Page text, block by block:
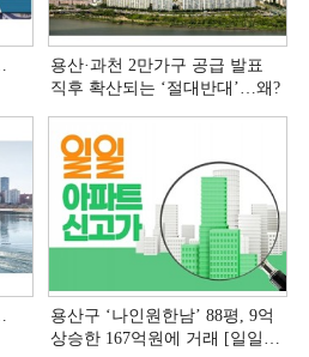
용산·과천 2만가구 공급 발표
직후 확산되는 ‘절대반대’…왜?
용산구 ‘나인원한남’ 88평, 9억
상승한 167억원에 거래 [일일